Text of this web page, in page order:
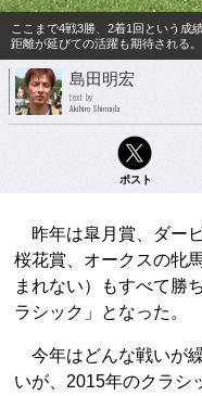
ここまで4戦3勝、2着1回という成
距離が延びての活躍も期待される。
島田明宏
text by
Akihiro Shimada
ポスト
昨年は皐月賞、ダー
桜花賞、オークスの牝
まれない）もすべて勝
ラシック」となった。
今年はどんな戦いが
いが、2015年のクラシ